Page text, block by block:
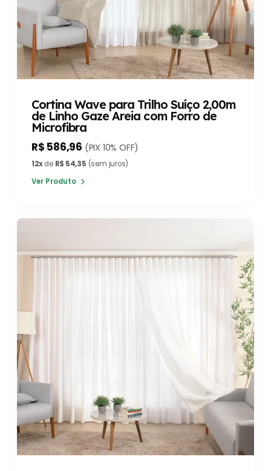
Cortina Wave para Trilho Suíço 2,00m
de Linho Gaze Areia com Forro de
Microfibra
R$ 586,96 (PIX 10% OFF)
12xde R$ 54,35 (sem juros)
Ver Produto